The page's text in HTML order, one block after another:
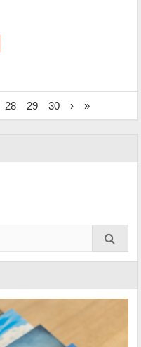
28 29 30 › »